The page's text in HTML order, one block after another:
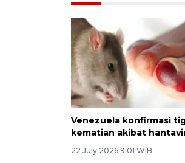
Venezuela konfirmasi
kematian akibat
22 July 2026 9:01 WIB